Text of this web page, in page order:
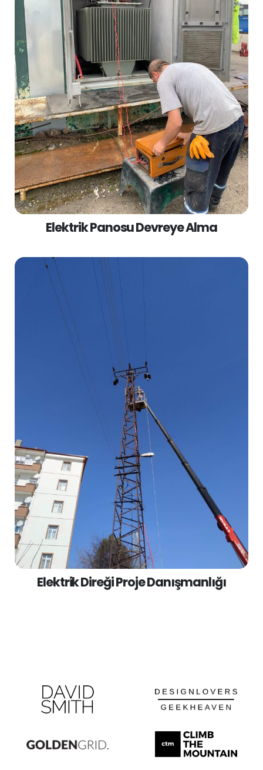
Elektrik Panosu Devreye Alma
Elektrik Direği Proje Danışmanlığı